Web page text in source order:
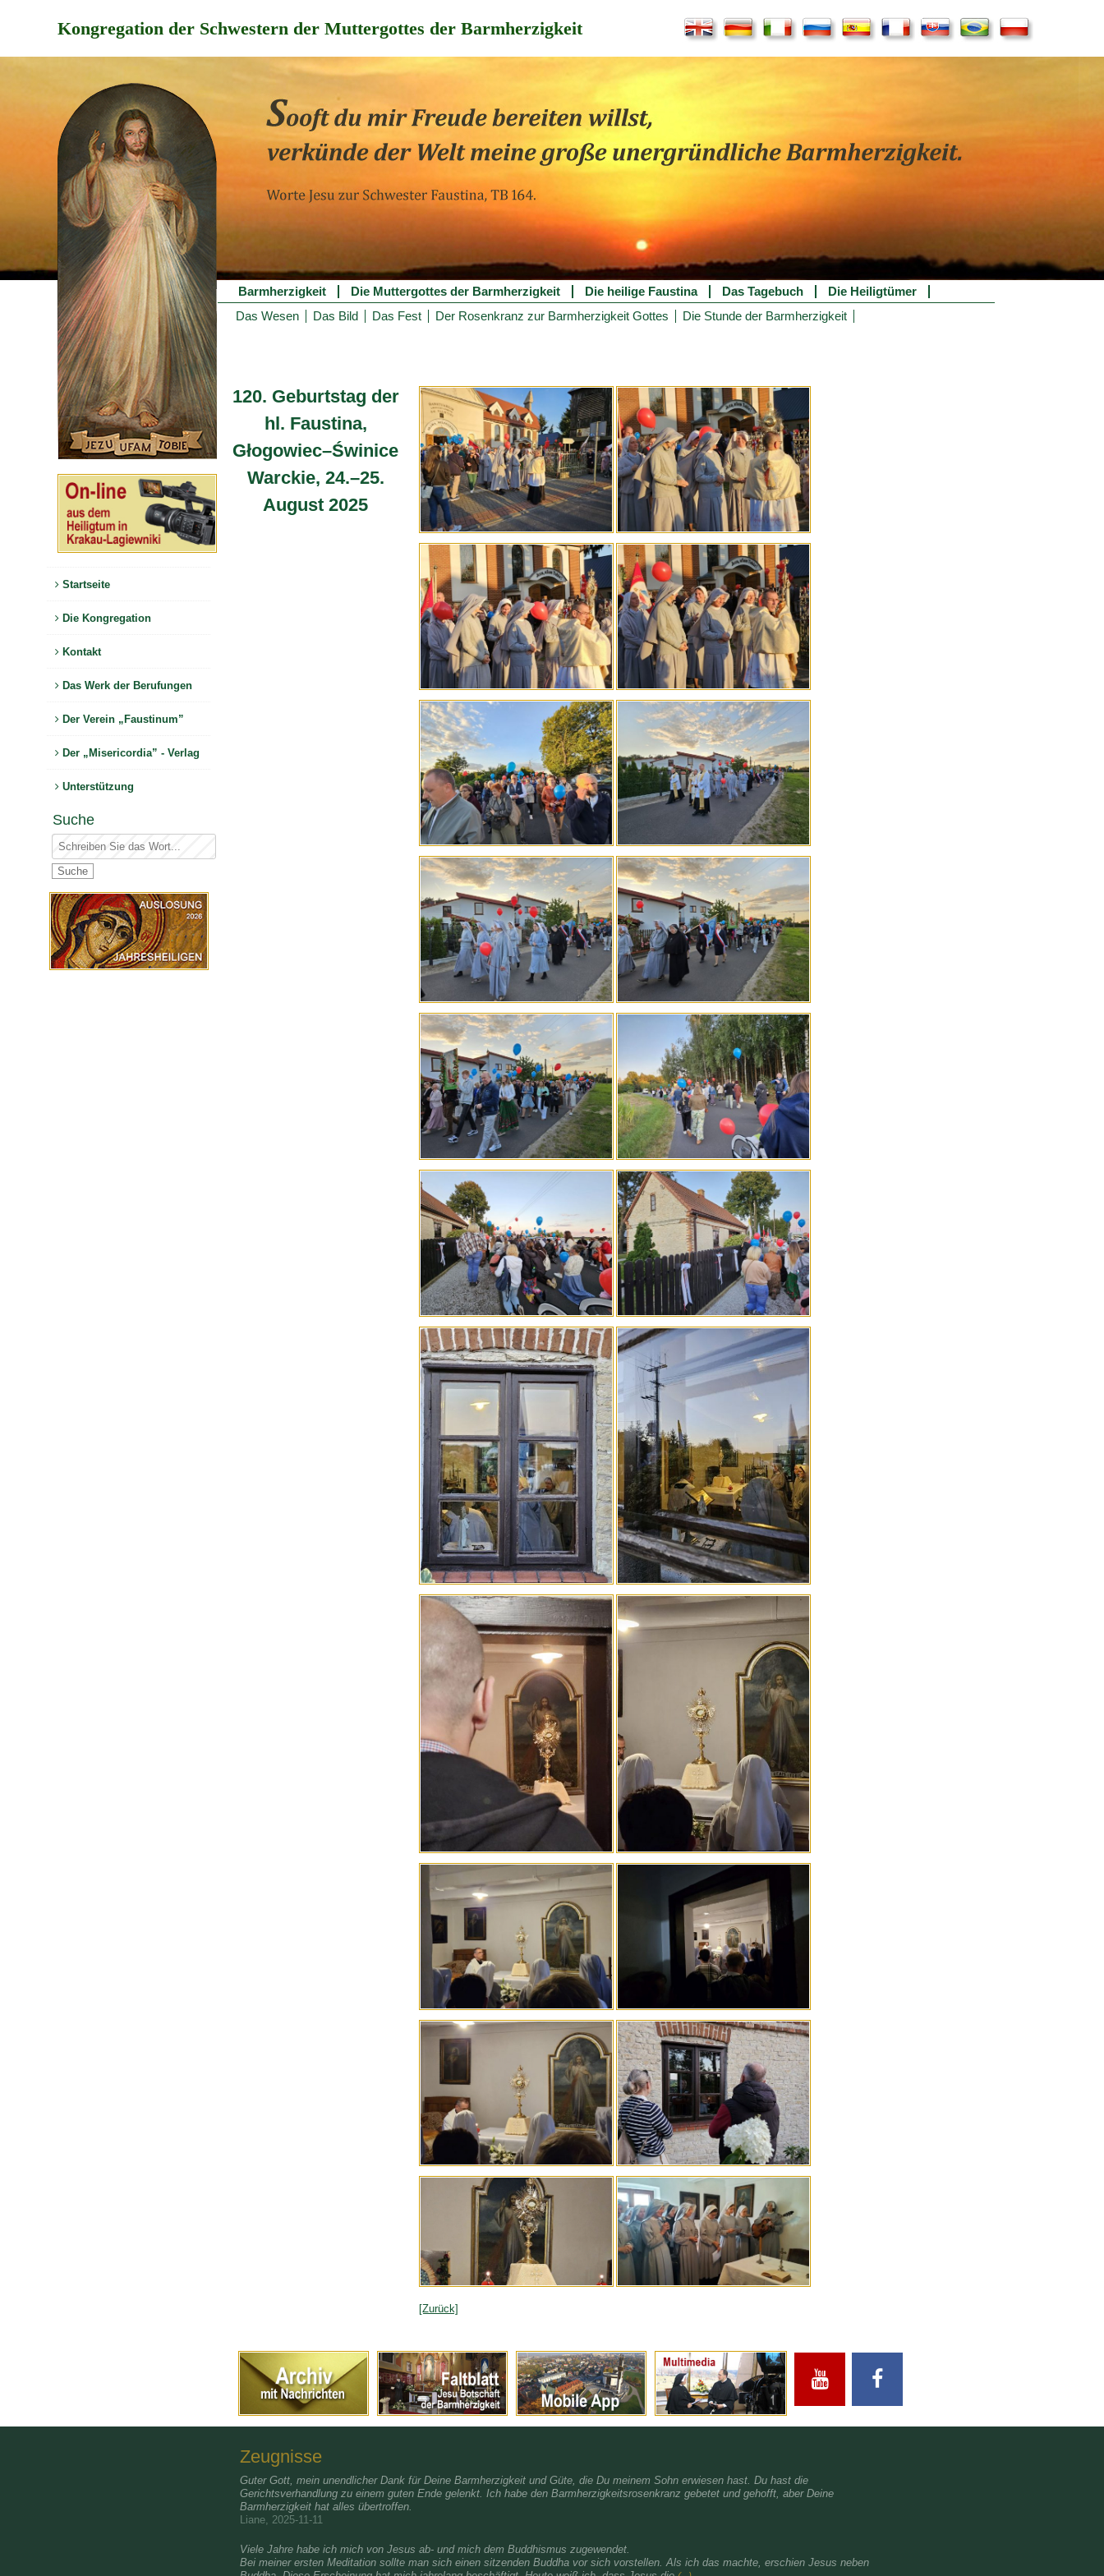
Kongregation der Schwestern der Muttergottes der Barmherzigkeit
Startseite
Die Kongregation
Kontakt
Das Werk der Berufungen
Der Verein „Faustinum”
Der „Misericordia” - Verlag
Unterstützung
Suche
Barmherzigkeit Die Muttergottes der Barmherzigkeit Die heilige Faustina Das Tagebuch
Die Heiligtümer
Das Wesen
Das Bild Das Fest Der Rosenkranz zur Barmherzigkeit Gottes Die Stunde der Barmherzigkeit
120. Geburtstag der
hl. Faustina,
Głogowiec–Świnice
Warckie, 24.–25.
August 2025
[Zurück]
Zeugnisse
Guter Gott, mein unendlicher Dank für Deine Barmherzigkeit und Güte, die Du meinem Sohn erwiesen hast. Du hast die
Gerichtsverhandlung zu einem guten Ende gelenkt. Ich habe den Barmherzigkeitsrosenkranz gebetet und gehofft, aber Deine
Barmherzigkeit hat alles übertroffen.
Liane, 2025-11-11
Viele Jahre habe ich mich von Jesus ab- und mich dem Buddhismus zugewendet.
Bei meiner ersten Meditation sollte man sich einen sitzenden Buddha vor sich vorstellen. Als ich das machte, erschien Jesus neben